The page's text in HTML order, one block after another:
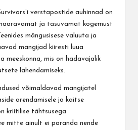
verstapostide auhinnad on
ja tasuvamat kogemust
mängusisese valuuta ja
mängijad kiiresti luua
meeskonna, mis on hädavajalik
lahendamiseks.
võimaldavad mängijatel
arendamisele ja kaitse
kriitilise tähtsusega
mitte ainult ei paranda nende